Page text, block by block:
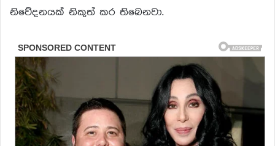
නිවේදනයක් නිකුත් කර තිබෙනවා.